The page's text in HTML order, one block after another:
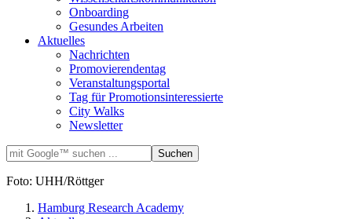
Onboarding
Gesundes Arbeiten
Aktuelles
Nachrichten
Promovierendentag
Veranstaltungsportal
Tag für Promotionsinteressierte
City Walks
Newsletter
Foto: UHH/Röttger
Hamburg Research Academy